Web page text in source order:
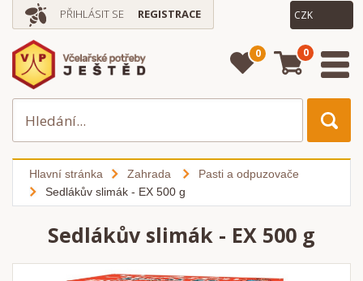
PŘIHLÁSIT SE REGISTRACE
0 0
Hlavní stránka Zahrada
Pasti a odpuzovače
Sedlákův slimák - EX 500 g
Sedlákův slimák - EX 500 g